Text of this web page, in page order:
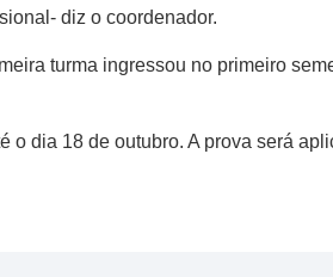
diz o coordenador.
turma ingressou no primeiro
dia 18 de outubro. A prova será